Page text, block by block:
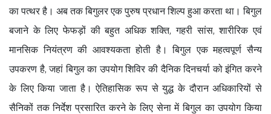
का पत्थर है। अब तक बिगुलर एक पुरुष प्रधान शिल्प हुआ करता था। बिगुल
बजाने के लिए फेफड़ों की बहुत अधिक शक्ति, गहरी सांस, शारीरिक एवं
मानसिक नियंत्रण की आवश्यकता होती है। बिगुल एक महत्वपूर्ण सैन्य
उपकरण है, जहां बिगुल का उपयोग शिविर की दैनिक दिनचर्या को इंगित करने
के लिए किया जाता है। ऐतिहासिक रूप से युद्ध के दौरान अधिकारियों से
सैनिकों तक निर्देश प्रसारित करने के लिए सेना में बिगुल का उपयोग किया